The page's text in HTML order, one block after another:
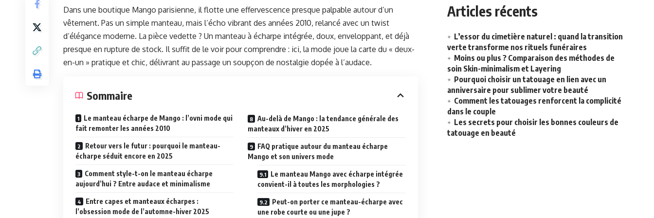
Dans une boutique Mango parisienne, il flotte une effervescence presque palpable autour d’un
vêtement. Pas un simple manteau, mais l’écho vibrant des années 2010, relancé avec un twist
d’élégance moderne. La pièce vedette ? Un manteau à écharpe intégrée, doux, enveloppant, et déjà
presque en rupture de stock. Il suffit de le voir pour comprendre : ici, la mode joue la carte du « deux-
en-un » pratique et chic, délivrant au passage un soupçon de nostalgie dopée à l’audace.
Sommaire
Le manteau écharpe de Mango : l’ovni mode qui
fait remonter les années 2010
Retour vers le futur : pourquoi le manteau-
écharpe séduit encore en 2025
Comment style-t-on le manteau écharpe
aujourd’hui ? Entre audace et minimalisme
Entre capes et manteaux écharpes :
l’obsession mode de l’automne-hiver 2025
Au-delà de Mango : la tendance générale des
manteaux d’hiver en 2025
FAQ pratique autour du manteau écharpe
Mango et son univers mode
Le manteau Mango avec écharpe intégrée
convient-il à toutes les morphologies ?
Peut-on porter ce manteau-écharpe avec
une robe courte ou une jupe ?
Articles récents
L’essor du cimetière naturel : quand la transition
verte transforme nos rituels funéraires
Moins ou plus ? Comparaison des méthodes de
soin Skin-minimalism et Layering
Pourquoi choisir un tatouage en lien avec un
anniversaire pour sublimer votre beauté
Comment les tatouages renforcent la complicité
dans le couple
Les secrets pour choisir les bonnes couleurs de
tatouage en beauté